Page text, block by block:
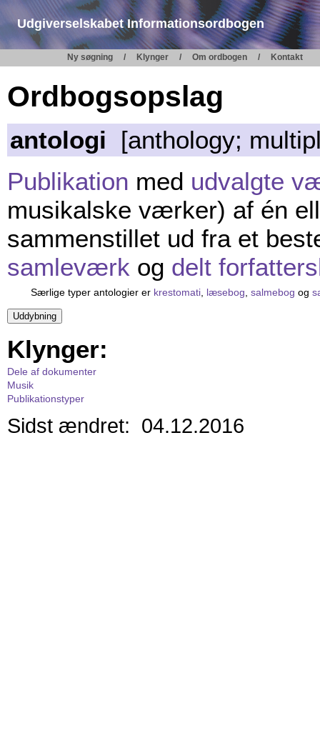
Udgiverselskabet Informationsordbogen
Ny søgning Klynger Om ordbogen Kontakt
Ordbogsopslag
antologi [anthology;
Publikation med udvalgte
musikalske værker) af én
sammenstillet ud fra et
samleværk og delt
Særlige typer antologier er krestomati, læsebog salmebog og
Klynger:
Dele af dokumenter
Musik
Publikationstyper
Sidst ændret: 04.12.2016